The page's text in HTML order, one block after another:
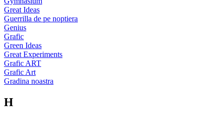
Great Ideas
Guerrilla de pe noptiera
Genius
Grafic
Green Ideas
Great Experiments
Grafic ART
Grafic Art
Gradina noastra
H